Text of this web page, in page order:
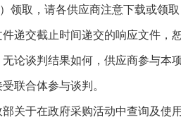
）领取 ，请各供应商注意下载或领
件递交截止时间递交的响应文件，
无论谈判结果如何，供应商参与本
联合体参与谈判。
部关于在政府采购活动中查询及使